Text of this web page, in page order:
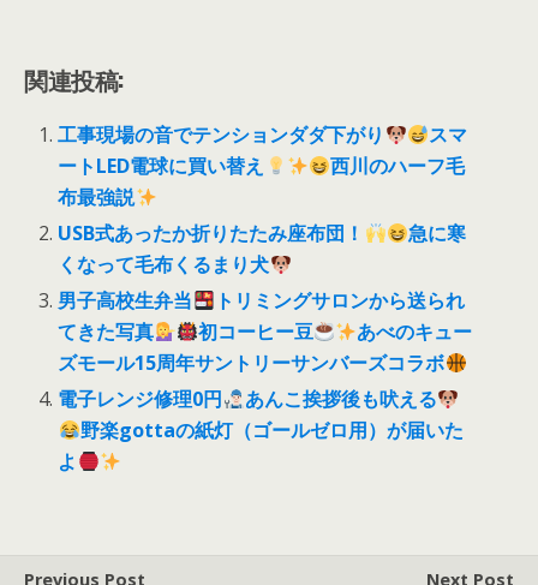
関連投稿:
工事現場の音でテンションダダ下がり
スマ
ートLED電球に買い替え
西川のハーフ毛
布最強説
USB式あったか折りたたみ座布団！
急に寒
くなって毛布くるまり犬
男子高校生弁当
トリミングサロンから送られ
てきた写真
初コーヒー豆
あべのキュー
ズモール15周年サントリーサンバーズコラボ
電子レンジ修理0円
あんこ挨拶後も吠える
野楽gottaの紙灯（ゴールゼロ用）が届いた
よ
Previous Post Next Post